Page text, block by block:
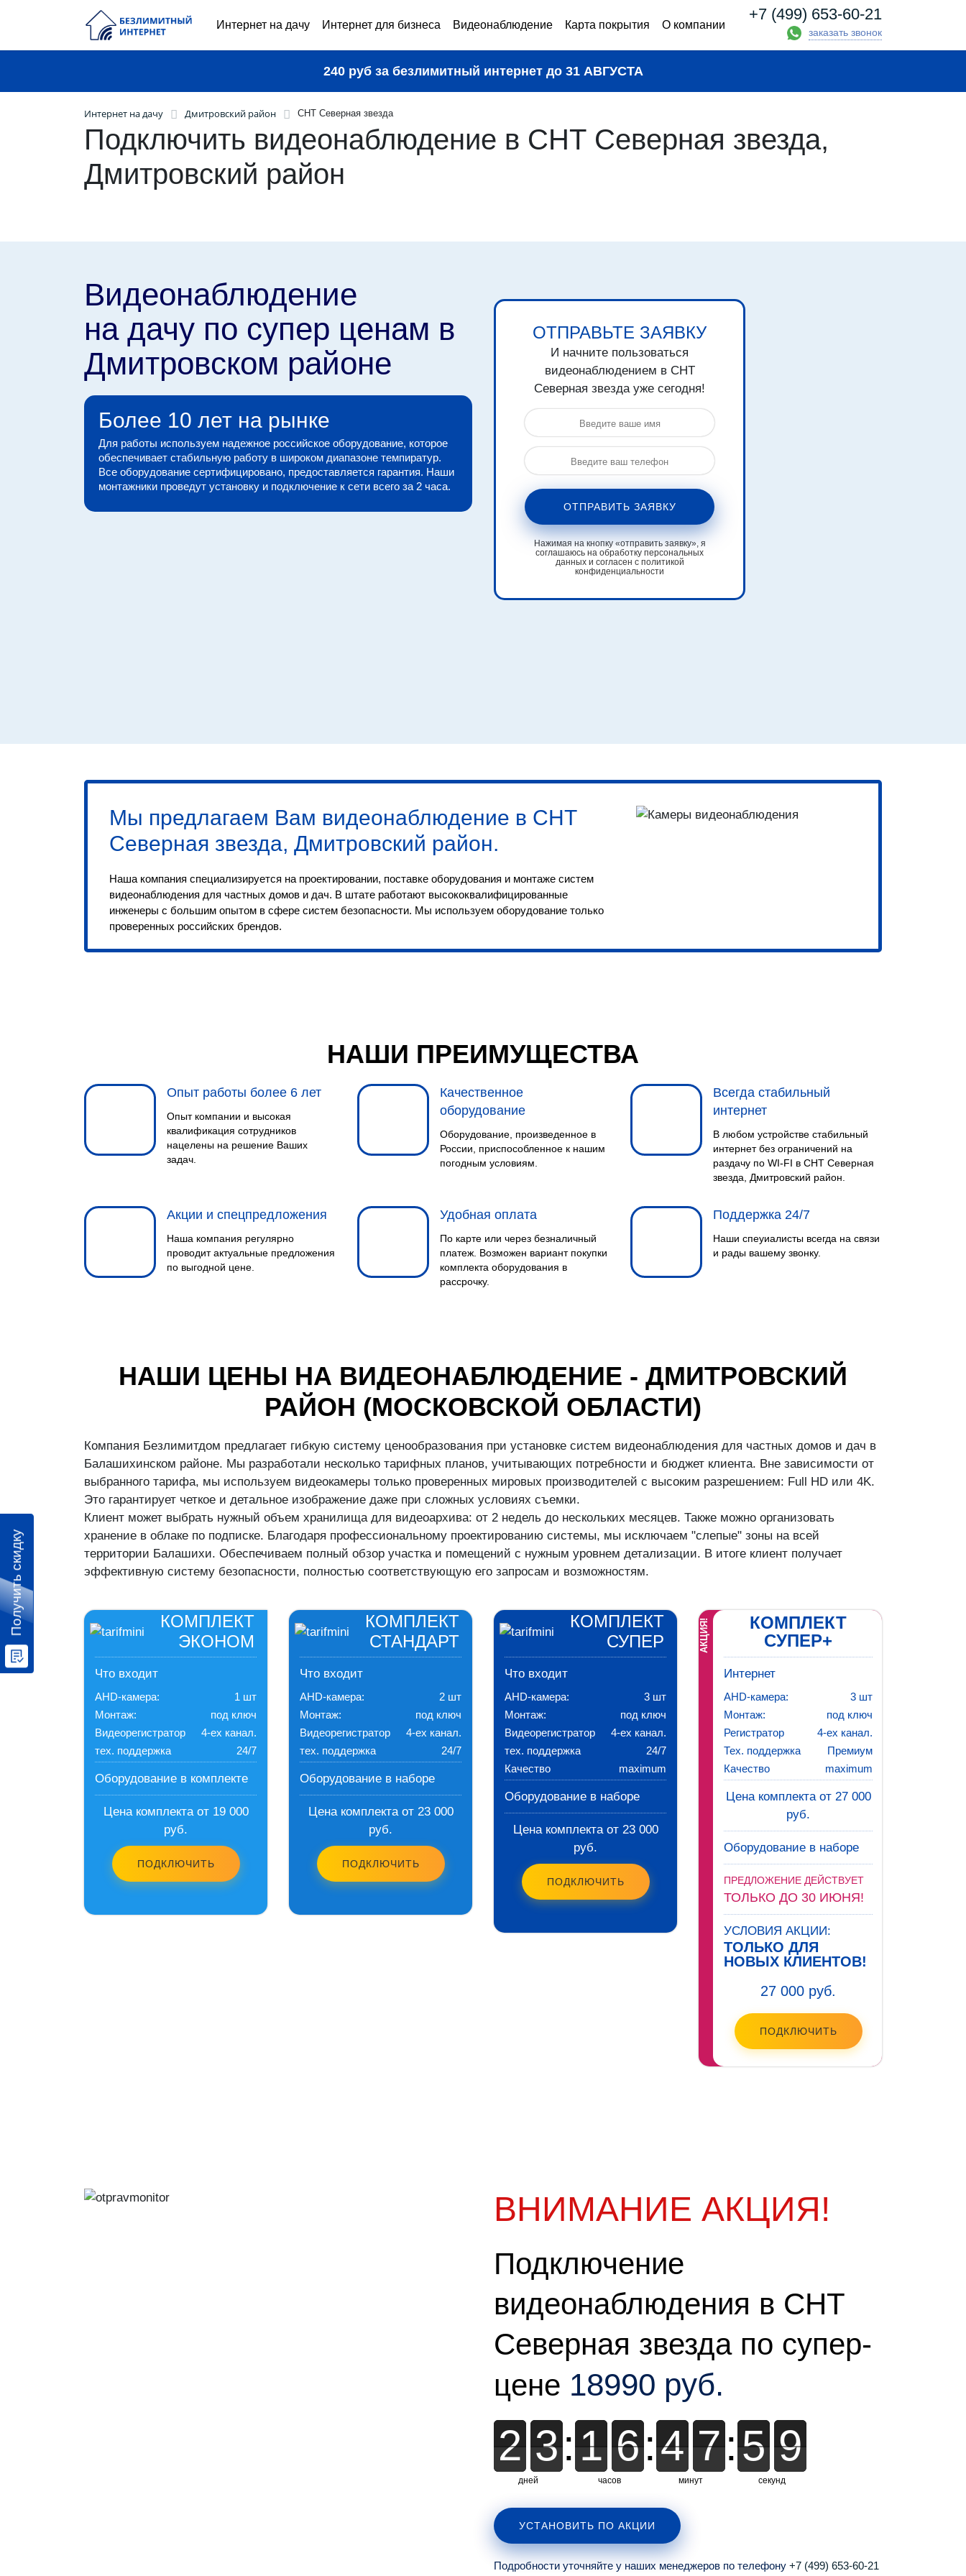
Интернет на дачу Интернет для бизнеса Видеонаблюдение Карта покрытия О компании
+7 (499) 653-60-21
заказать звонок
240 руб за безлимитный интернет до 31 АВГУСТА
Интернет на дачу Дмитровский район СНТ Северная звезда
Подключить видеонаблюдение в СНТ Северная звезда,
Дмитровский район
Видеонаблюдение
на дачу по супер ценам в
Дмитровском районе
Более 10 лет на рынке
Для работы используем надежное российское оборудование, которое
обеспечивает стабильную работу в широком диапазоне темпиратур.
Все оборудование сертифицировано, предоставляется гарантия. Наши
монтажники проведут установку и подключение к сети всего за 2 часа.
ОТПРАВЬТЕ ЗАЯВКУ
И начните пользоваться
видеонаблюдением в СНТ
Северная звезда уже сегодня!
ОТПРАВИТЬ ЗАЯВКУ
Нажимая на кнопку «отправить заявку», я
соглашаюсь на обработку персональных
данных и согласен с политикой
конфиденциальности
Мы предлагаем Вам видеонаблюдение в СНТ
Северная звезда, Дмитровский район.
Наша компания специализируется на проектировании, поставке оборудования и монтаже систем
видеонаблюдения для частных домов и дач. В штате работают высококвалифицированные
инженеры с большим опытом в сфере систем безопасности. Мы используем оборудование только
проверенных российских брендов.
НАШИ ПРЕИМУЩЕСТВА
Опыт работы более 6 лет
Опыт компании и высокая
квалификация сотрудников
нацелены на решение Ваших
задач.
Качественное
оборудование
Оборудование, произведенное в
России, приспособленное к нашим
погодным условиям.
Всегда стабильный
интернет
В любом устройстве стабильный
интернет без ограничений на
раздачу по WI-FI в СНТ Северная
звезда, Дмитровский район.
Акции и спецпредложения
Наша компания регулярно
проводит актуальные предложения
по выгодной цене.
Удобная оплата
По карте или через безналичный
платеж. Возможен вариант покупки
комплекта оборудования в
рассрочку.
Поддержка 24/7
Наши спеуиалисты всегда на связи
и рады вашему звонку.
НАШИ ЦЕНЫ НА ВИДЕОНАБЛЮДЕНИЕ - ДМИТРОВСКИЙ
РАЙОН (МОСКОВСКОЙ ОБЛАСТИ)
Компания Безлимитдом предлагает гибкую систему ценообразования при установке систем видеонаблюдения для частных домов и дач в
Балашихинском районе. Мы разработали несколько тарифных планов, учитывающих потребности и бюджет клиента. Вне зависимости от
выбранного тарифа, мы используем видеокамеры только проверенных мировых производителей с высоким разрешением: Full HD или 4K.
Это гарантирует четкое и детальное изображение даже при сложных условиях съемки.
Клиент может выбрать нужный объем хранилища для видеоархива: от 2 недель до нескольких месяцев. Также можно организовать
хранение в облаке по подписке. Благодаря профессиональному проектированию системы, мы исключаем "слепые" зоны на всей
территории Балашихи. Обеспечиваем полный обзор участка и помещений с нужным уровнем детализации. В итоге клиент получает
эффективную систему безопасности, полностью соответствующую его запросам и возможностям.
КОМПЛЕКТ
ЭКОНОМ
Что входит
AHD-камера:
1 шт
Монтаж:
под ключ
Видеорегистратор
4-ех канал.
тех. поддержка
24/7
Оборудование в комплекте
Цена комплекта от 19 000
руб.
ПОДКЛЮЧИТЬ
КОМПЛЕКТ
СТАНДАРТ
Что входит
AHD-камера:
2 шт
Монтаж:
под ключ
Видеорегистратор
4-ех канал.
тех. поддержка
24/7
Оборудование в наборе
Цена комплекта от 23 000
руб.
ПОДКЛЮЧИТЬ
КОМПЛЕКТ
СУПЕР
Что входит
AHD-камера:
3 шт
Монтаж:
под ключ
Видеорегистратор
4-ех канал.
тех. поддержка
24/7
Качество
maximum
Оборудование в наборе
Цена комплекта от 23 000
руб.
ПОДКЛЮЧИТЬ
АКЦИЯ!
КОМПЛЕКТ
СУПЕР+
Интернет
AHD-камера:
3 шт
Монтаж:
под ключ
Регистратор
4-ех канал.
Тех. поддержка
Премиум
Качество
maximum
Цена комплекта от 27 000
руб.
Оборудование в наборе
ПРЕДЛОЖЕНИЕ ДЕЙСТВУЕТ
ТОЛЬКО ДО 30 ИЮНЯ!
УСЛОВИЯ АКЦИИ:
ТОЛЬКО ДЛЯ
НОВЫХ КЛИЕНТОВ!
27 000 руб.
ПОДКЛЮЧИТЬ
ВНИМАНИЕ АКЦИЯ!
Подключение
видеонаблюдения в СНТ
Северная звезда по супер-
цене 18990 руб.
дней
2
2 3
3:
часов
1
1 6
6:
минут
4
4 7
7
7:
секунд
5
5
5 8
8
8
УСТАНОВИТЬ ПО АКЦИИ
Подробности уточняйте у наших менеджеров по телефону +7 (499) 653-60-21
Получить скидку